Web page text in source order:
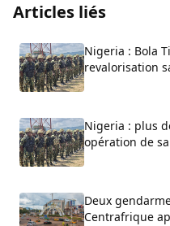
Articles liés
Nigeria : Bola
revalorisation
Nigeria : plus
opération de
Deux
Centrafrique